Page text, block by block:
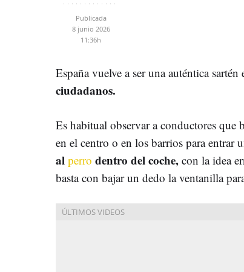
Publicada
8 junio 2026
11:36h
España vuelve a ser una auténtica sartén
ciudadanos.
Es habitual observar a conductores que
en el centro o en los barrios para entrar
al perro dentro del coche, con la idea
basta con bajar un dedo la ventanilla